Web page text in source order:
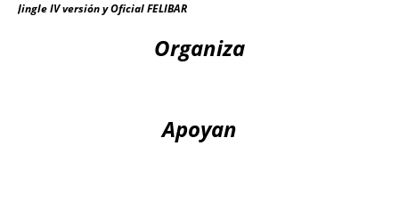
Jingle IV versión y Oficial FELIBAR
Organiza
Apoyan